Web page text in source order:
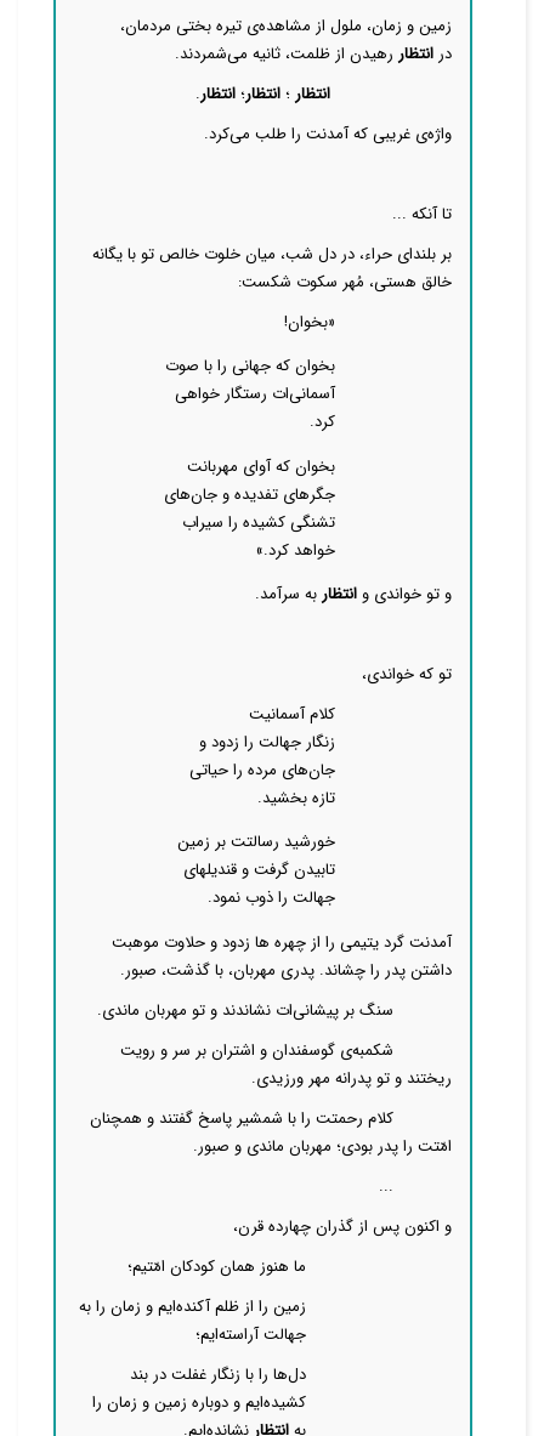
زمین و زمان، ملول از مشاهده‌ی تیره بختی مردمان،
درانتظار رهیدن از ظلمت، ثانیه می‌شمردند.
انتظار ؛ انتظار؛ انتظار.
واژه‌ی غریبی که آمدنت را طلب می‌کرد.
تا آنکه ...
بر بلندای حراء، در دل شب، میان خلوت خالص تو با یگانه
خالق هستی، مُهر سکوت شکست:
«بخوان!
بخوان که جهانی را با صوت
آسمانی‌ات رستگار خواهی
کرد.
بخوان که آوای مهربانت
جگرهای تفدیده و جان‌های
تشنگی کشیده را سیراب
خواهد کرد.»
و تو خواندی وانتظار به سرآمد.
تو که خواندی،
کلام آسمانیت
زنگارجهالت را زدود و
جان‌های مرده را حیاتی
تازه بخشید.
خورشید رسالتت بر زمین
تابیدن گرفت و قندیلهای
جهالت را ذوب نمود.
آمدنت گرد یتیمی را از چهره ها زدود و حلاوت موهبت
داشتن پدر را چشاند. پدری مهربان، با گذشت، صبور.
سنگ بر پیشانی‌ات نشاندند و تو مهربان ماندی.
شکمبه‌ی گوسفندان و اشترانبر سر و رویت
ریختند و تو پدرانه مهر ورزیدی.
کلام رحمتت را با شمشیر پاسخ گفتند و همچنان
امّتت را پدر بودی؛ مهربان ماندی و صبور.
...
و اکنون پس از گذران چهارده قرن،
ما هنوز همان کودکان امّتیم؛
زمین را از ظلم آکنده‌ایم و زمان را به
جهالت آراسته‌ایم؛
دل‌ها را با زنگار غفلت در بند
کشیده‌ایم و دوباره زمین و زمان را
بهانتظار نشانده‌ایم.